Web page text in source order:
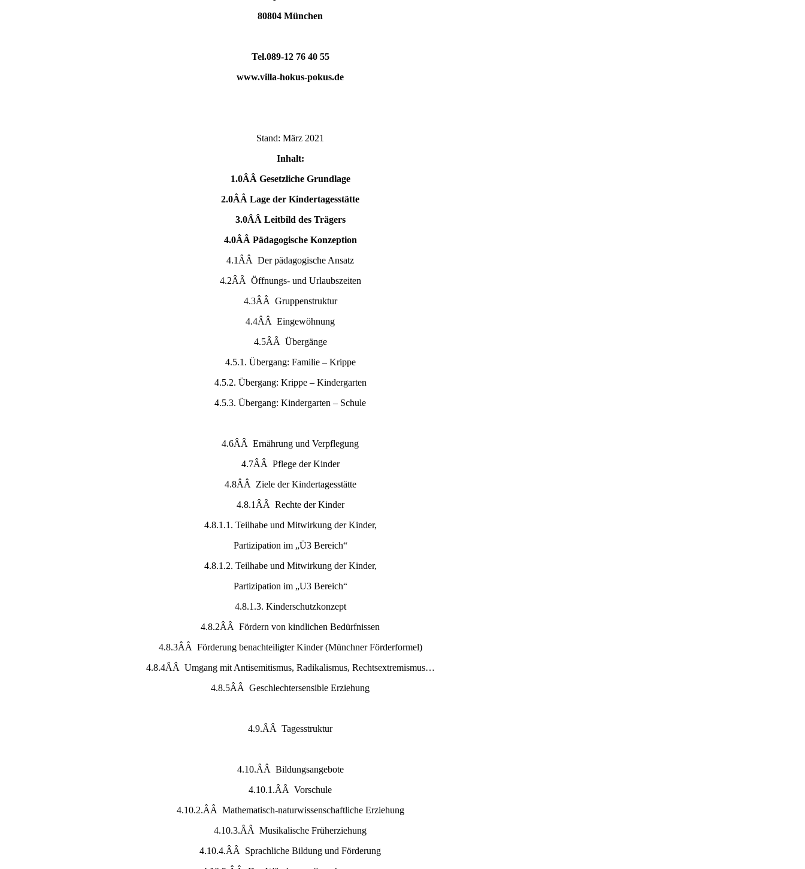
80804 München
Tel.089-12 76 40 55
www.villa-hokus-pokus.de
Stand: März 2021
Inhalt:
1.0ÂÂ Gesetzliche Grundlage
2.0ÂÂ Lage der Kindertagesstätte
3.0ÂÂ Leitbild des Trägers
4.0ÂÂ Pädagogische Konzeption
4.1ÂÂ Der pädagogische Ansatz
4.2ÂÂ Öffnungs- und Urlaubszeiten
4.3ÂÂ Gruppenstruktur
4.4ÂÂ Eingewöhnung
4.5ÂÂ Übergänge
4.5.1. Übergang: Familie – Krippe
4.5.2. Übergang: Krippe – Kindergarten
4.5.3. Übergang: Kindergarten – Schule
4.6ÂÂ Ernährung und Verpflegung
4.7ÂÂ Pflege der Kinder
4.8ÂÂ Ziele der Kindertagesstätte
4.8.1ÂÂ Rechte der Kinder
4.8.1.1. Teilhabe und Mitwirkung der Kinder,
Partizipation im „Ü3 Bereich“
4.8.1.2. Teilhabe und Mitwirkung der Kinder,
Partizipation im „U3 Bereich“
4.8.1.3. Kinderschutzkonzept
4.8.2ÂÂ Fördern von kindlichen Bedürfnissen
4.8.3ÂÂ Förderung benachteiligter Kinder (Münchner Förderformel)
4.8.4ÂÂ Umgang mit Antisemitismus, Radikalismus, Rechtsextremismus…
4.8.5ÂÂ Geschlechtersensible Erziehung
4.9.ÂÂ Tagesstruktur
4.10.ÂÂ Bildungsangebote
4.10.1.ÂÂ Vorschule
4.10.2.ÂÂ Mathematisch-naturwissenschaftliche Erziehung
4.10.3.ÂÂ Musikalische Früherziehung
4.10.4.ÂÂ Sprachliche Bildung und Förderung